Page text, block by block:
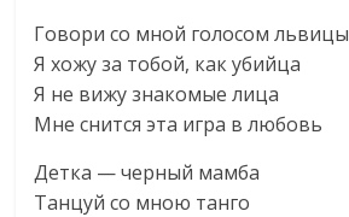
Говори со мной голосом львицы
Я хожу за тобой, как убийца
Я не вижу знакомые лица
Мне снится эта игра в любовь
Детка — черный мамба
Танцуй со мною танго